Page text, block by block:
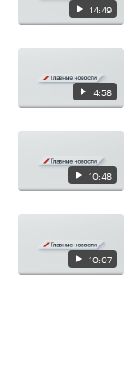
14:49
4:58
10:48
10:07